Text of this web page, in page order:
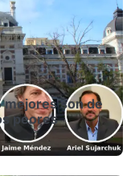
mejores son de
peores